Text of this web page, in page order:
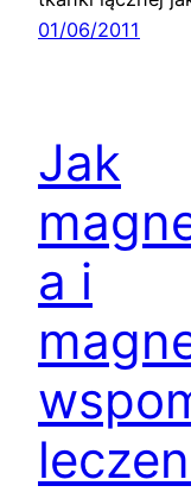
01/06/2011
Jak
a i